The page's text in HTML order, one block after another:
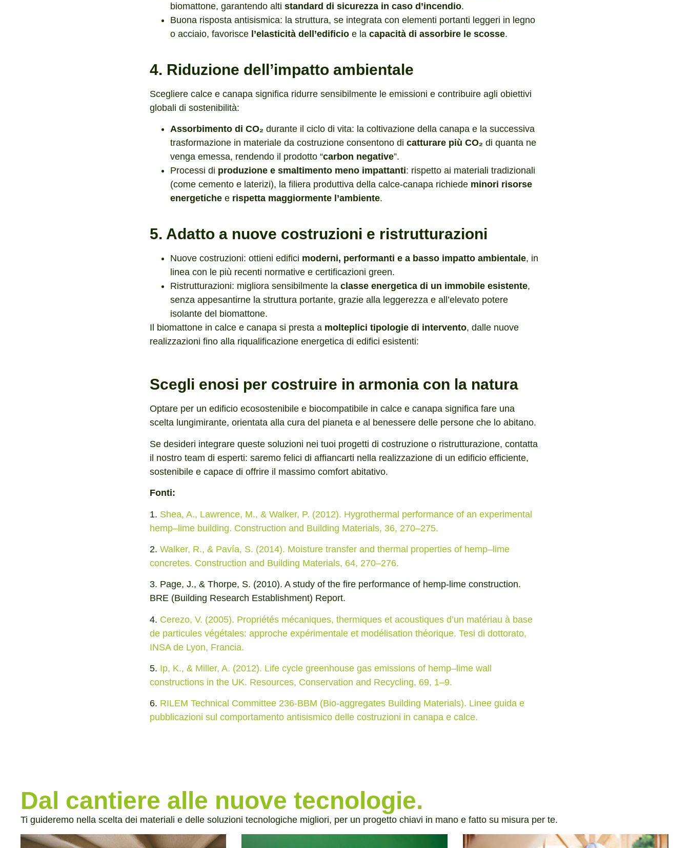
biomattone, garantendo alti standard di sicurezza in caso d’incendio.
Buona risposta antisismica: la struttura, se integrata con elementi portanti leggeri in legno
o acciaio, favorisce l’elasticità dell’edificio e la capacità di assorbire le scosse.
4. Riduzione dell’impatto ambientale
Scegliere calce e canapa significa ridurre sensibilmente le emissioni e contribuire agli obiettivi
globali di sostenibilità:
Assorbimento di CO₂ durante il ciclo di vita: la coltivazione della canapa e la successiva
trasformazione in materiale da costruzione consentono di catturare più CO₂ di quanta ne
venga emessa, rendendo il prodotto “carbon negative”.
Processi di produzione e smaltimento meno impattanti: rispetto ai materiali tradizionali
(come cemento e laterizi), la filiera produttiva della calce-canapa richiede minori risorse
energetiche e rispetta maggiormente l’ambiente.
5. Adatto a nuove costruzioni e ristrutturazioni
Nuove costruzioni: ottieni edifici moderni, performanti e a basso impatto ambientale, in
linea con le più recenti normative e certificazioni green.
Ristrutturazioni: migliora sensibilmente la classe energetica di un immobile esistente,
senza appesantirne la struttura portante, grazie alla leggerezza e all’elevato potere
isolante del biomattone.
Il biomattone in calce e canapa si presta a molteplici tipologie di intervento, dalle nuove
realizzazioni fino alla riqualificazione energetica di edifici esistenti:
Scegli enosi per costruire in armonia con la natura
Optare per un edificio ecosostenibile e biocompatibile in calce e canapa significa fare una
scelta lungimirante, orientata alla cura del pianeta e al benessere delle persone che lo abitano.
Se desideri integrare queste soluzioni nei tuoi progetti di costruzione o ristrutturazione, contatta
il nostro team di esperti: saremo felici di affiancarti nella realizzazione di un edificio efficiente,
sostenibile e capace di offrire il massimo comfort abitativo.
Fonti:
1. Shea, A., Lawrence, M., & Walker, P. (2012). Hygrothermal performance of an experimental
hemp–lime building. Construction and Building Materials, 36, 270–275.
2. Walker, R., & Pavía, S. (2014). Moisture transfer and thermal properties of hemp–lime
concretes. Construction and Building Materials, 64, 270–276.
3. Page, J., & Thorpe, S. (2010). A study of the fire performance of hemp-lime construction.
BRE (Building Research Establishment) Report.
4. Cerezo, V. (2005). Propriétés mécaniques, thermiques et acoustiques d’un matériau à base
de particules végétales: approche expérimentale et modélisation théorique. Tesi di dottorato,
INSA de Lyon, Francia.
5. Ip, K., & Miller, A. (2012). Life cycle greenhouse gas emissions of hemp–lime wall
constructions in the UK. Resources, Conservation and Recycling, 69, 1–9.
6. RILEM Technical Committee 236-BBM (Bio-aggregates Building Materials). Linee guida e
pubblicazioni sul comportamento antisismico delle costruzioni in canapa e calce.
Dal cantiere alle nuove tecnologie.
Ti guideremo nella scelta dei materiali e delle soluzioni tecnologiche migliori, per un progetto chiavi in mano e fatto su misura per te.